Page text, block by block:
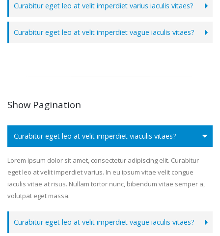
Curabitur eget leo at velit imperdiet varius iaculis vitaes?
Curabitur eget leo at velit imperdiet vague iaculis vitaes?
Show Pagination
Curabitur eget leo at velit imperdiet viaculis vitaes?
Lorem ipsum dolor sit amet, consectetur adipiscing elit. Curabitur
eget leo at velit imperdiet varius. In eu ipsum vitae velit congue
iaculis vitae at risus. Nullam tortor nunc, bibendum vitae semper a,
volutpat eget massa.
Curabitur eget leo at velit imperdiet vague iaculis vitaes?